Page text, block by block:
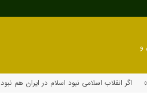
و
اگر انقلاب اسلامی نبود اسلام در ایران هم نبود